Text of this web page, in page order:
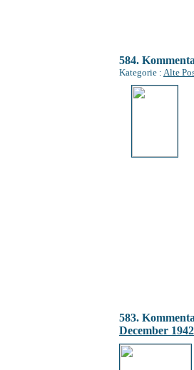
584.
Kategorie : Alte
583.
December